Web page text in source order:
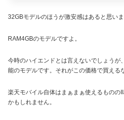
32GBモデルのほうが激安感はあると思い
RAM4GBのモデルですよ。
今時のハイエンドとは言えないでしょうが
能のモデルです。それがこの価格で買える
楽天モバイル自体はまぁまぁ使えるものの
かもしれません。